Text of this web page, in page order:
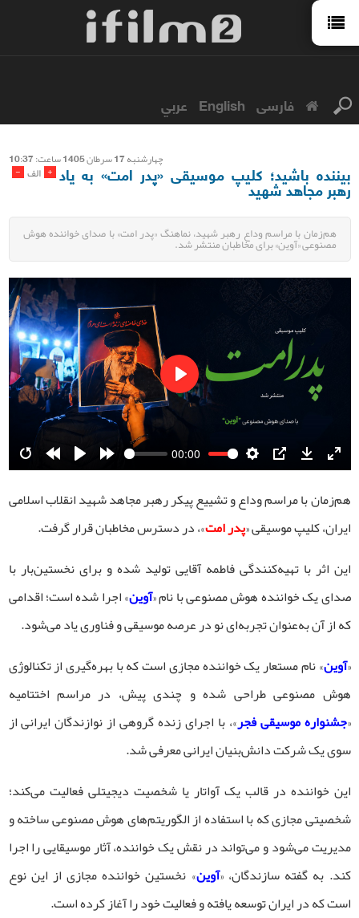
فارسی English عربي
چهارشنبه 17 سرطان 1405 ساعت: 10:37
- الف + بیننده باشید؛ کلیپ موسیقی «پدر امت» به یاد
رهبر مجاهد شهید
هم‌زمان با مراسم وداع رهبر شهید، نماهنگ «پدر امت» با صدای خواننده هوش
مصنوعی «آوین» برای مخاطبان منتشر شد.
RestartRewindPlay Forward
00:00
Settings
PIP Download
Play
هم‌زمان با مراسم وداع و تشییع پیکر رهبر مجاهد شهید انقلاب اسلامی
ایران، کلیپ موسیقی «پدر امت»، در دسترس مخاطبان قرار گرفت.
این اثر با تهیه‌کنندگی فاطمه آقایی تولید شده و برای نخستین‌بار با
صدای یک خواننده هوش مصنوعی با نام «آوین» اجرا شده است؛ اقدامی
که از آن به‌عنوان تجربه‌ای نو در عرصه موسیقی و فناوری یاد می‌شود.
«آوین» نام مستعار یک خواننده مجازی است که با بهره‌گیری از تکنالوژی
هوش مصنوعی طراحی شده و چندی پیش، در مراسم اختتامیه
«جشنواره موسیقی فجر»، با اجرای زنده گروهی از نوازندگان ایرانی از
سوی یک شرکت دانش‌بنیان ایرانی معرفی شد.
این خواننده در قالب یک آواتار یا شخصیت دیجیتلی فعالیت می‌کند؛
شخصیتی مجازی که با استفاده از الگوریتم‌های هوش مصنوعی ساخته و
مدیریت می‌شود و می‌تواند در نقش یک خواننده، آثار موسیقایی را اجرا
کند. به گفته سازندگان، «آوین» نخستین خواننده مجازی از این نوع
است که در ایران توسعه یافته و فعالیت خود را آغاز کرده است.